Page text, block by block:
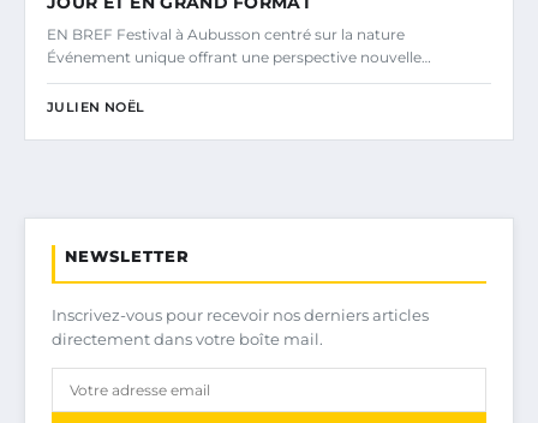
EN BREF Festival à Aubusson centré sur la nature
Événement unique offrant une perspective nouvelle…
JULIEN NOËL
NEWSLETTER
Inscrivez-vous pour recevoir nos derniers articles
directement dans votre boîte mail.